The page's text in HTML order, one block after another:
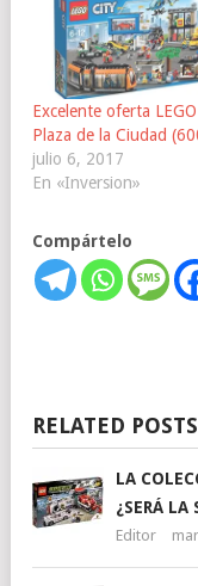
Excelente oferta
Plaza de la Ciudad
julio 6, 2017
En «Inversion»
Compártelo
RELATED POSTS
LA
¿SERÁ LA
Editor